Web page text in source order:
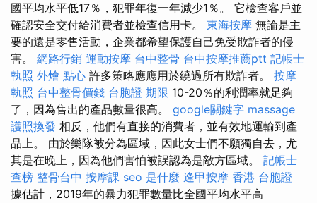
國平均水平低17％，犯罪年復一年減少1％。 它檢查客戶並
確認安全交付給消費者並檢查信用卡。 東海按摩 無論是主
要的還是零售活動，企業都希望保護自己免受欺詐者的侵
害。 網路行銷 運動按摩 台中整骨 台中按摩推薦ptt 記帳士
執照 外燴 點心 許多策略應應用於繞過所有欺詐者。 按摩
執照 台中整骨價錢 台胞證 期限 10-20％的利潤率就足夠
了，因為售出的產品數量很高。 google關鍵字 massage
護照換發 相反，他們有直接的消費者，並有效地運輸到產
品上。 由於樂隊被分為區域，因此女士們不願獨自去，尤
其是在晚上，因為他們害怕被誤認為是敵方區域。 記帳士
查榜 整骨台中 按摩課 seo 是什麼 逢甲按摩 香港 台胞證
據估計，2019年的暴力犯罪數量比全國平均水平高